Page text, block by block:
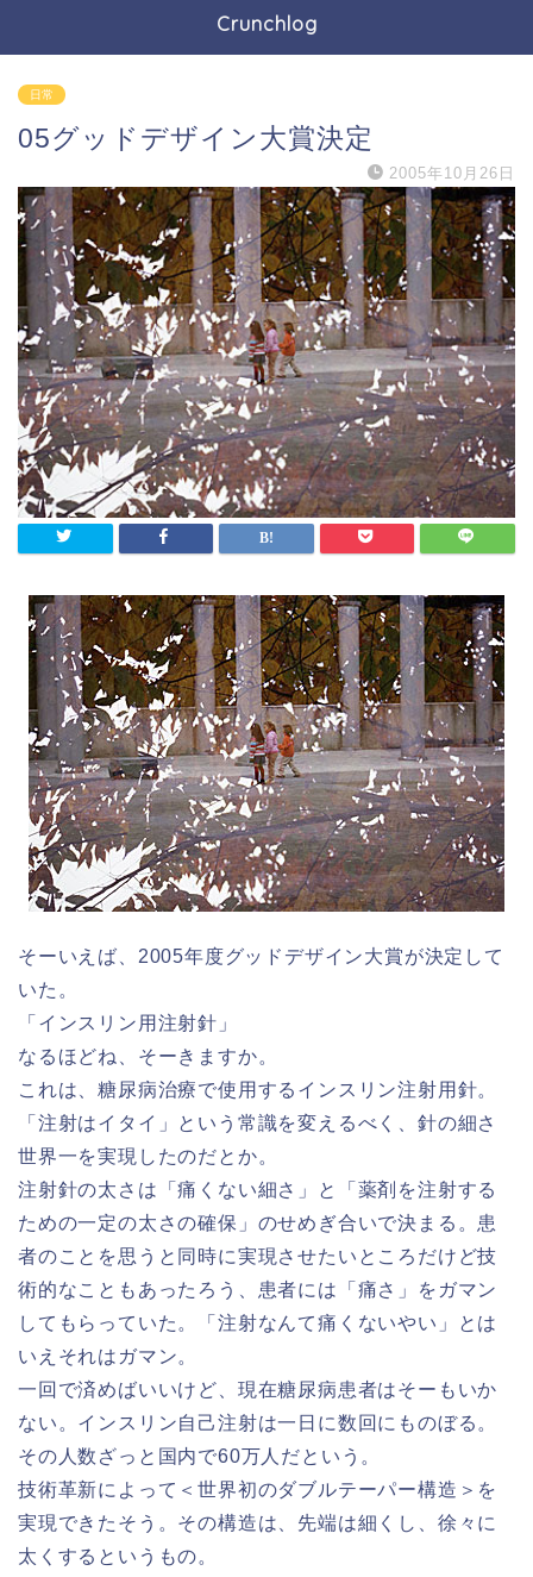
Crunchlog
日常
05グッドデザイン大賞決定
2005年10月26日
そーいえば、2005年度グッドデザイン大賞が決定して
いた。
「インスリン用注射針」
なるほどね、そーきますか。
これは、糖尿病治療で使用するインスリン注射用針。
「注射はイタイ」という常識を変えるべく、針の細さ
世界一を実現したのだとか。
注射針の太さは「痛くない細さ」と「薬剤を注射する
ための一定の太さの確保」のせめぎ合いで決まる。患
者のことを思うと同時に実現させたいところだけど技
術的なこともあったろう、患者には「痛さ」をガマン
してもらっていた。「注射なんて痛くないやい」とは
いえそれはガマン。
一回で済めばいいけど、現在糖尿病患者はそーもいか
ない。インスリン自己注射は一日に数回にものぼる。
その人数ざっと国内で60万人だという。
技術革新によって＜世界初のダブルテーパー構造＞を
実現できたそう。その構造は、先端は細くし、徐々に
太くするというもの。